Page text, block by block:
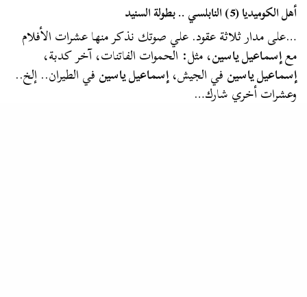
أهل الكوميديا (5) النابلسي .. بطولة السنيد
…على مدار ثلاثة عقود. علي صوتك نذكر منها عشرات الأفلام
معإسماعيل ياسين، مثل: الحموات الفاتنات، آخر كدبة،
إسماعيل ياسينفي الجيش،إسماعيل ياسينفي الطيران.. إلخ..
وعشرات أخري شارك…